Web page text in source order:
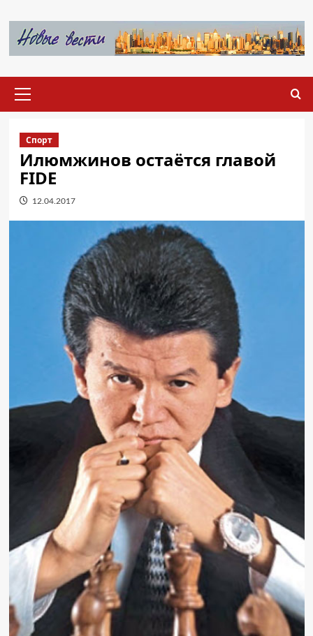
содержимому
меню
Спорт
Илюмжинов остаётся главой
FIDE
12.04.2017